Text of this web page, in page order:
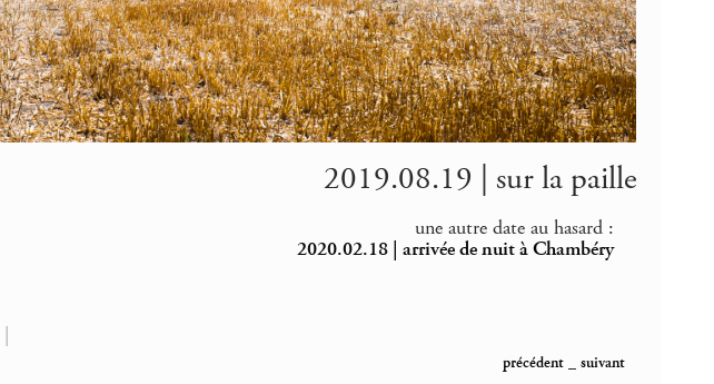
2019.08.19 | sur la paille
une autre date au hasard :
2020.02.18 | arrivée de nuit à Chambéry
|
précédent _suivant